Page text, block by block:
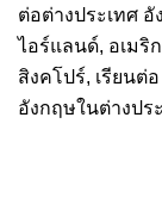
ต่อต่างประเทศ อั
ไอร์แลนด์, อเมริ
สิงคโปร์, เรียนต่
อังกฤษในต่างปร